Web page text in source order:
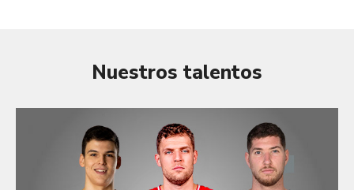
Nuestros talentos